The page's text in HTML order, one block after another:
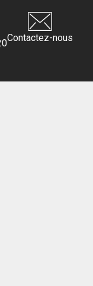
Contactez-nous